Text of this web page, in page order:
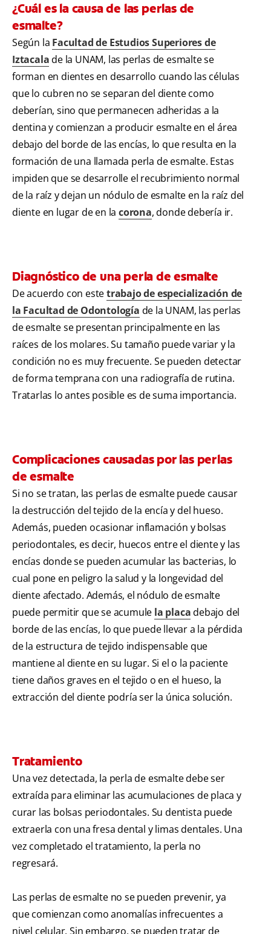
¿Cuál es la causa de las perlas de
esmalte?
Según la Facultad de Estudios Superiores de
Iztacalade la UNAM, las perlas de esmalte se
forman en dientes en desarrollo cuando las células
que lo cubren no se separan del diente como
deberían, sino que permanecen adheridas a la
dentina y comienzan a producir esmalte en el área
debajo del borde de las encías, lo que resulta en la
formación de una llamada perla de esmalte. Estas
impiden que se desarrolle el recubrimiento normal
de la raíz y dejan un nódulo de esmalte en la raíz del
diente en lugar de en lacorona, donde debería ir.
Diagnóstico de una perla de esmalte
De acuerdo con estetrabajo de especialización de
la Facultad de Odontología de la UNAM, las perlas
de esmalte se presentan principalmente en las
raíces de los molares. Su tamaño puede variar y la
condición no es muy frecuente. Se pueden detectar
de forma temprana con una radiografía de rutina.
Tratarlas lo antes posible es de suma importancia.
Complicaciones causadas por las perlas
de esmalte
Si no se tratan, las perlas de esmalte puede causar
la destrucción del tejido de la encía y del hueso.
Además, pueden ocasionar inflamación y bolsas
periodontales, es decir, huecos entre el diente y las
encías donde se pueden acumular las bacterias, lo
cual pone en peligro la salud y la longevidad del
diente afectado. Además, el nódulo de esmalte
puede permitir que se acumule la placadebajo del
borde de las encías, lo que puede llevar a la pérdida
de la estructura de tejido indispensable que
mantiene al diente en su lugar. Si el o la paciente
tiene daños graves en el tejido o en el hueso, la
extracción del diente podría ser la única solución.
Tratamiento
Una vez detectada, la perla de esmalte debe ser
extraída para eliminar las acumulaciones de placa y
curar las bolsas periodontales. Su dentista puede
extraerla con una fresa dental y limas dentales. Una
vez completado el tratamiento, la perla no
regresará.
Las perlas de esmalte no se pueden prevenir, ya
que comienzan como anomalías infrecuentes a
nivel celular. Sin embargo, se pueden tratar de